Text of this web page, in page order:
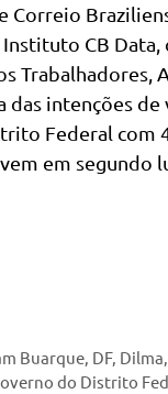
Correio
CB Data,
Trabalhadores,
das intenções de
Federal com
em segundo
Buarque, DF, Dilma,
do Distrito